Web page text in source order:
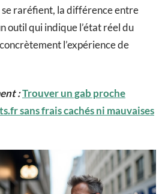
se raréfient, la différence entre
outil qui indique l’état réel du
l’expérience de
:Trouver un gab proche
sans frais cachés ni mauvaises